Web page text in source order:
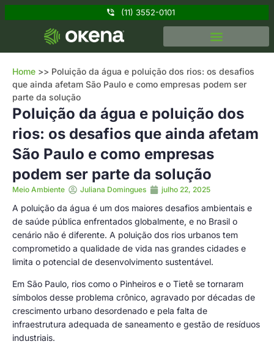
(11) 3552-0101
Home >> Poluição da água e poluição dos rios: os desafios
que ainda afetam São Paulo e como empresas podem ser
parte da solução
Poluição da água e poluição dos
rios: os desafios que ainda afetam
São Paulo e como empresas
podem ser parte da solução
Meio Ambiente Juliana Domingues julho 22, 2025
A poluição da água é um dos maiores desafios ambientais e
de saúde pública enfrentados globalmente, e no Brasil o
cenário não é diferente. A poluição dos rios urbanos tem
comprometido a qualidade de vida nas grandes cidades e
limita o potencial de desenvolvimento sustentável.
Em São Paulo, rios como o Pinheiros e o Tietê se tornaram
símbolos desse problema crônico, agravado por décadas de
crescimento urbano desordenado e pela falta de
infraestrutura adequada de saneamento e gestão de resíduos
industriais.